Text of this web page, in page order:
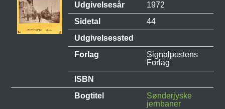
Udgivelsesår
1972
Sidetal
44
Udgivelsessted
Forlag
Signalpostens
Forlag
ISBN
Bogtitel
Sønderjyske
jernbaner